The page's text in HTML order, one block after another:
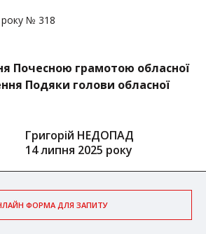
року № 318
Почесною грамотою обласної
Подяки голови обласної
Григорій НЕДОПАД
14 липня 2025 року
ФОРМА ДЛЯ ЗАПИТУ